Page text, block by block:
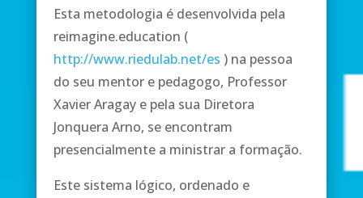
Esta metodologia é desenvolvida pela
reimagine.education (
http://www.riedulab.net/es ) na pessoa
do seu mentor e pedagogo, Professor
Xavier Aragay e pela sua Diretora
Jonquera Arno, se encontram
presencialmente a ministrar a formação.
Este sistema lógico, ordenado e